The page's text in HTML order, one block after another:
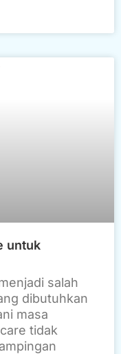
untuk
salah
dibutuhkan
masa
tidak